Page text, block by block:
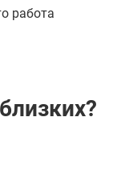
работа